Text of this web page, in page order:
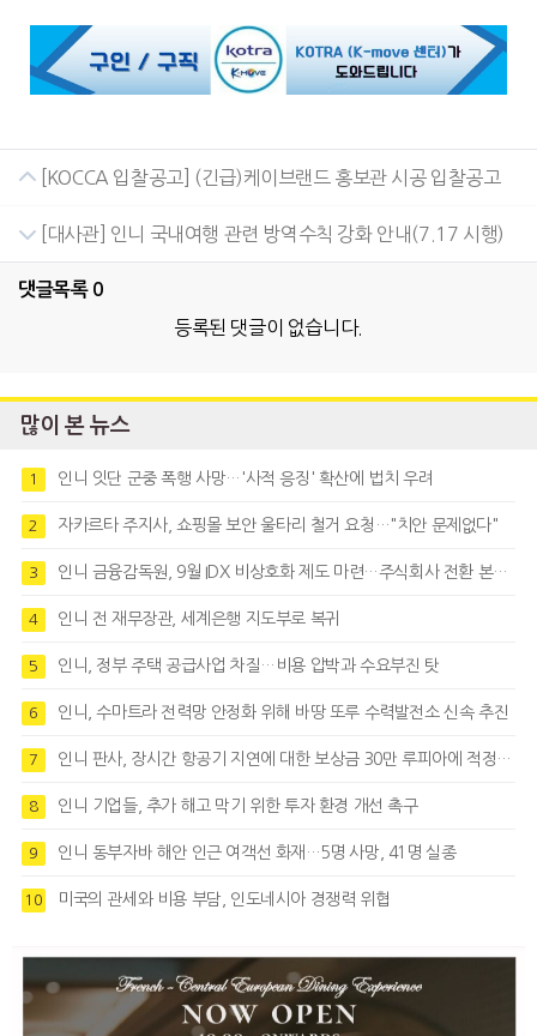
[KOCCA 입찰공고] (긴급)케이브랜드 홍보관 시공 입찰공고
[대사관] 인니 국내여행 관련 방역수칙 강화 안내(7.17 시행)
댓글목록 0
등록된 댓글이 없습니다.
많이 본 뉴스
1 인니 잇단 군중 폭행 사망…'사적 응징' 확산에 법치 우려
2 자카르타 주지사, 쇼핑몰 보안 울타리 철거 요청…"치안 문제없다"
3 인니 금융감독원, 9월 IDX 비상호화 제도 마련…주식회사 전환 본격화
4 인니 전 재무장관, 세계은행 지도부로 복귀
5 인니, 정부 주택 공급사업 차질…비용 압박과 수요부진 탓
6 인니, 수마트라 전력망 안정화 위해 바땅 또루 수력발전소 신속 추진
7 인니 판사, 장시간 항공기 지연에 대한 보상금 30만 루피아에 적정성 제기
8 인니 기업들, 추가 해고 막기 위한 투자 환경 개선 촉구
9 인니 동부자바 해안 인근 여객선 화재…5명 사망, 41명 실종
10 미국의 관세와 비용 부담, 인도네시아 경쟁력 위협